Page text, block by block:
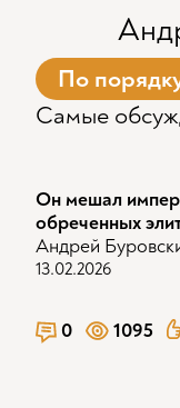
По
Самые
Он мешал
обреченных
Андрей
13.02.2026
0 1095